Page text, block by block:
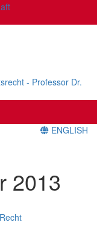
- Professor Dr.
ENGLISH
2013